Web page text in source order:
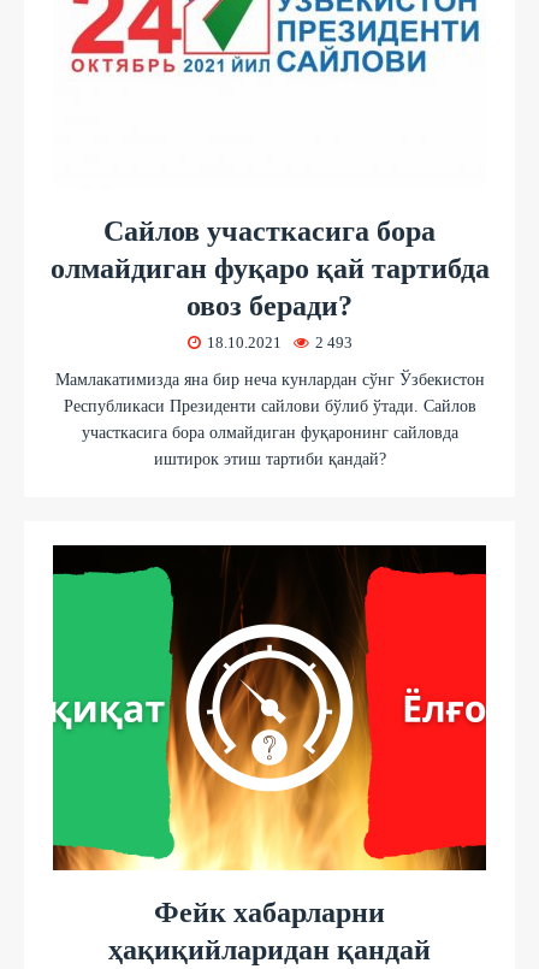
Сайлов участкасига бора
олмайдиган фуқаро қай тартибда
овоз беради?
18.10.2021 2 493
Мамлакатимизда яна бир неча кунлардан сўнг Ўзбекистон
Республикаси Президенти сайлови бўлиб ўтади. Сайлов
участкасига бора олмайдиган фуқаронинг сайловда
иштирок этиш тартиби қандай?
Фейк хабарларни
ҳақиқийларидан қандай